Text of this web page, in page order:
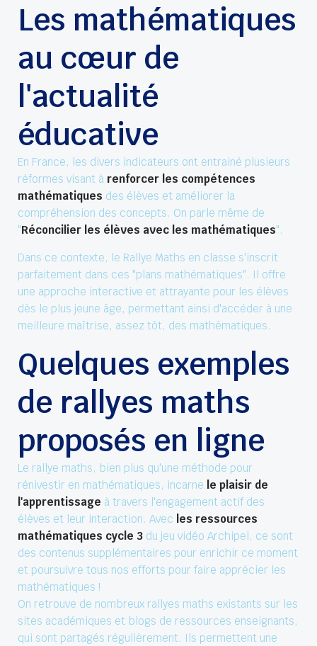
Les mathématiques
au cœur de
l'actualité
éducative
En France, les divers indicateurs ont entrainé plusieurs
réformes visant à renforcer les compétences
mathématiques des élèves et améliorer la
compréhension des concepts. On parle même de
"Réconcilier les élèves avec les mathématiques".
Dans ce contexte, le Rallye Maths en classe s'inscrit
parfaitement dans ces "plans mathématiques". Il offre
une approche interactive et attrayante pour les élèves
dès le plus jeune âge, permettant ainsi d'accéder à une
meilleure maîtrise, assez tôt, des mathématiques.
Quelques exemples
de rallyes maths
proposés en ligne
Le rallye maths, bien plus qu'une méthode pour
rénivestir en mathématiques, incarne le plaisir de
l'apprentissage à travers l'engagement actif des
élèves et leur interaction. Avec les ressources
mathématiques cycle 3 du jeu vidéo Archipel, ce sont
des contenus supplémentaires pour enrichir ce moment
et poursuivre tous nos efforts pour faire apprécier les
mathématiques !
On retrouve de nombreux rallyes maths existants sur les
sites académiques et blogs de ressources enseignants,
qui sont partagés régulièrement. Ils permettent une